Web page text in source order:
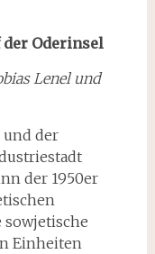
Oderinsel
Lenel und
und der
der 1950er
sowjetische
Einheiten